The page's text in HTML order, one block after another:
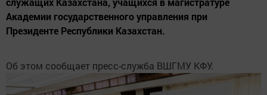
Академии государственного управления при
Президенте Республики Казахстан.
Об этом сообщает пресс-служба ВШГМУ КФУ.